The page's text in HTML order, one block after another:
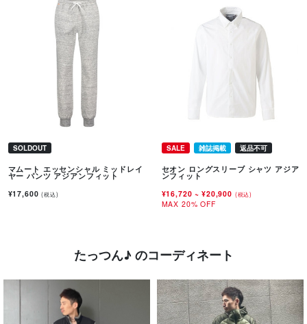
SOLDOUT
マムート エッセンシャル ミッドレイ
ヤー パンツ アジアンフィット
¥17,600(税込)
SALE 雑誌掲載 返品不可
セオン ロングスリーブ シャツ アジア
ンフィット
¥16,720~ ¥20,900 (税込)
MAX 20% OFF
たっつん♪ のコーディネート